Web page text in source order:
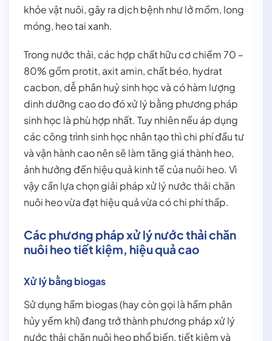
khỏe vật nuôi, gây ra dịch bệnh như lở mồm, long
móng, heo tai xanh.
Trong nước thải, các hợp chất hữu cơ chiếm 70 –
80% gồm protit, axit amin, chất béo, hydrat
cacbon, dễ phân huỷ sinh học và có hàm lượng
dinh dưỡng cao do đó xử lý bằng phương pháp
sinh học là phù hợp nhất. Tuy nhiên nếu áp dụng
các công trình sinh học nhân tạo thì chi phí đầu tư
và vận hành cao nên sẽ làm tăng giá thành heo,
ảnh hưởng đến hiệu quả kinh tế của nuôi heo. Vì
vậy cần lựa chọn giải pháp xử lý nước thải chăn
nuôi heo vừa đạt hiệu quả vừa có chi phí thấp.
Các phương pháp xử lý nước thải chăn
nuôi heo tiết kiệm, hiệu quả cao
Xử lý bằng biogas
Sử dụng hầm biogas (hay còn gọi là hầm phân
hủy yếm khí) đang trở thành phương pháp xử lý
nước thải chăn nuôi heo phổ biến, tiết kiệm và